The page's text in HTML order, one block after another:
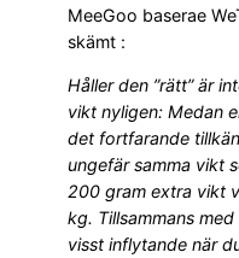
MeeGoo baserae
skämt :
Håller den ”rätt” är
vikt nyligen: Medan
det fortfarande
ungefär samma vikt
200 gram extra vikt
kg. Tillsammans
visst inflytande när